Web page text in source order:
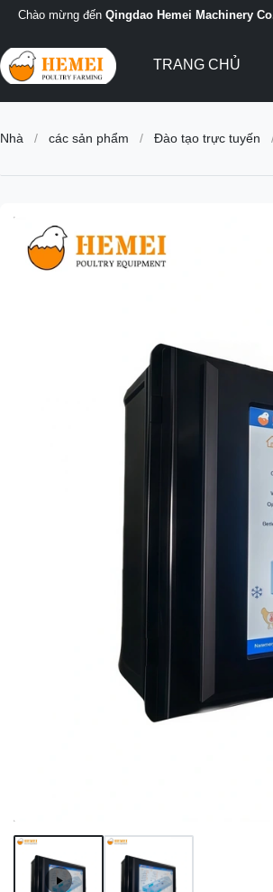
Chào mừng đến Qingdao Hemei Machinery
TRANG CHỦ
Nhà / các sản phẩm / Đào tạo trực tuyến